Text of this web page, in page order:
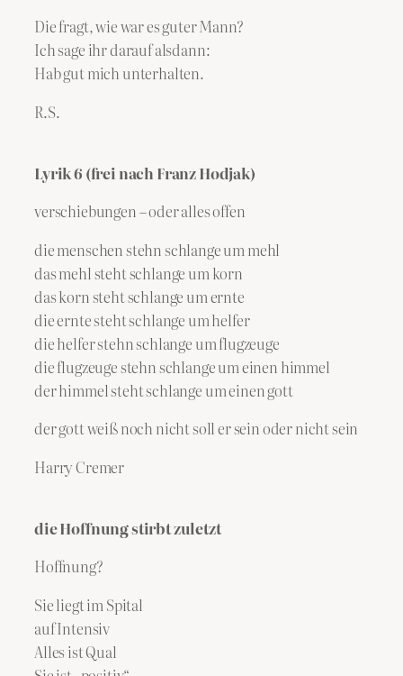
Die fragt, wie war es guter Mann?
Ich sage ihr darauf alsdann:
Hab gut mich unterhalten.
R.S.
Lyrik 6 (frei nach Franz Hodjak)
verschiebungen – oder alles offen
die menschen stehn schlange um mehl
das mehl steht schlange um korn
das korn steht schlange um ernte
die ernte steht schlange um helfer
die helfer stehn schlange um flugzeuge
die flugzeuge stehn schlange um einen himmel
der himmel steht schlange um einen gott
der gott weiß noch nicht soll er sein oder nicht sein
Harry Cremer
die Hoffnung stirbt zuletzt
Hoffnung?
Sie liegt im Spital
auf Intensiv
Alles ist Qual